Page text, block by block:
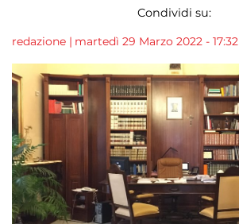
Condividi su:
redazione | martedì 29 Marzo 2022 - 17:32